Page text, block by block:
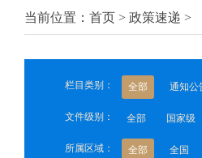
当前位置：首页 > 政策速递 >
栏目类别： 全部 通知公
文件级别： 全部 国家级
所属区域： 全部 全国